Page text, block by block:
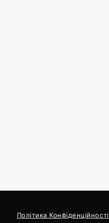
Політика Конфіденційності